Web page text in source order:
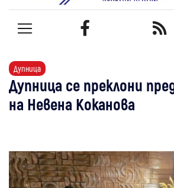
Дупница
Дупница се преклони
на Невена Коканова